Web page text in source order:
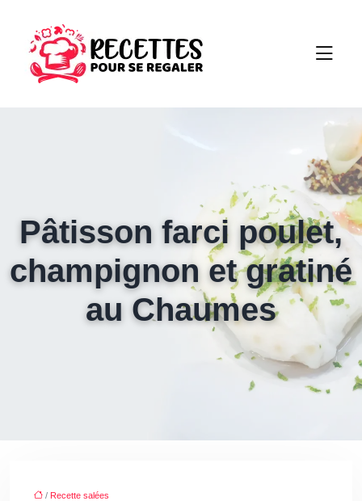
Pâtisson farci poulet,
champignon et gratiné
au Chaumes
/ Recette salées